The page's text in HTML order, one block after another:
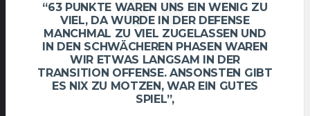
“63 PUNKTE WAREN UNS EIN WENIG ZU
VIEL, DA WURDE IN DER DEFENSE
MANCHMAL ZU VIEL ZUGELASSEN UND
IN DEN SCHWÄCHEREN PHASEN WAREN
WIR ETWAS LANGSAM IN DER
TRANSITION OFFENSE. ANSONSTEN GIBT
ES NIX ZU MOTZEN, WAR EIN GUTES
SPIEL”,